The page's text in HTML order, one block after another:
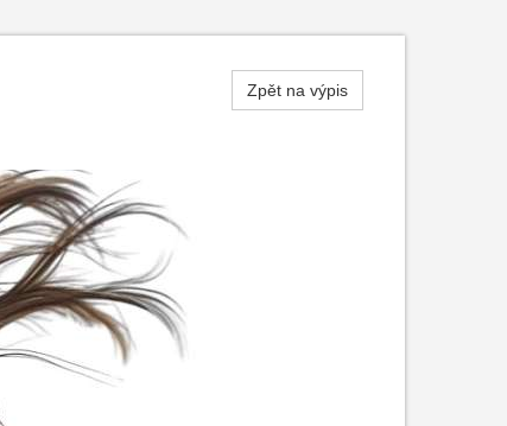
Zpět na výpis